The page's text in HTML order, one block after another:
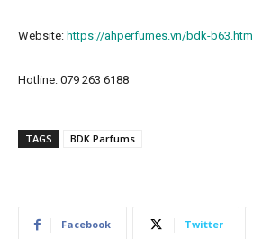
Website: https://ahperfumes.vn/bdk-b63.html
Hotline: 079 263 6188
TAGS BDK Parfums
Facebook Twitter